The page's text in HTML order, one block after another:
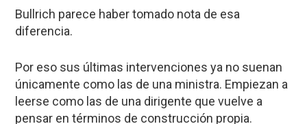
Bullrich parece haber tomado nota de esa
diferencia.
Por eso sus últimas intervenciones ya no suenan
únicamente como las de una ministra. Empiezan a
leerse como las de una dirigente que vuelve a
pensar en términos de construcción propia.